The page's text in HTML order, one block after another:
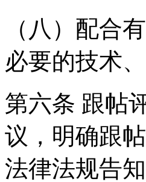
（八）配合
必要的技术
第六条 跟帖
议，明确跟
法律法规告